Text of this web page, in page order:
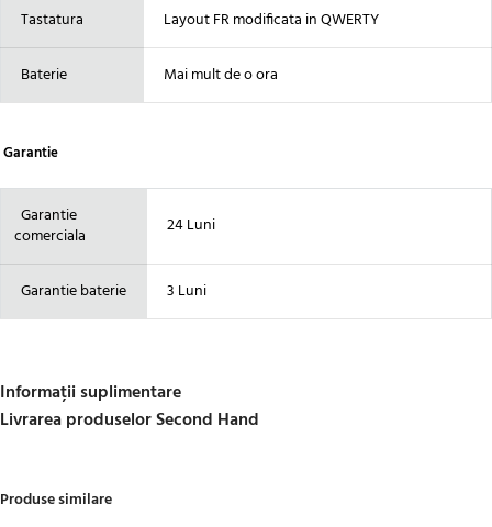
Tastatura Layout FR modificata in QWERTY
Baterie Mai mult de o ora
Garantie
Garantie
comerciala
24 Luni
Garantie baterie 3 Luni
Informații suplimentare
Livrarea produselor Second Hand
Produse similare